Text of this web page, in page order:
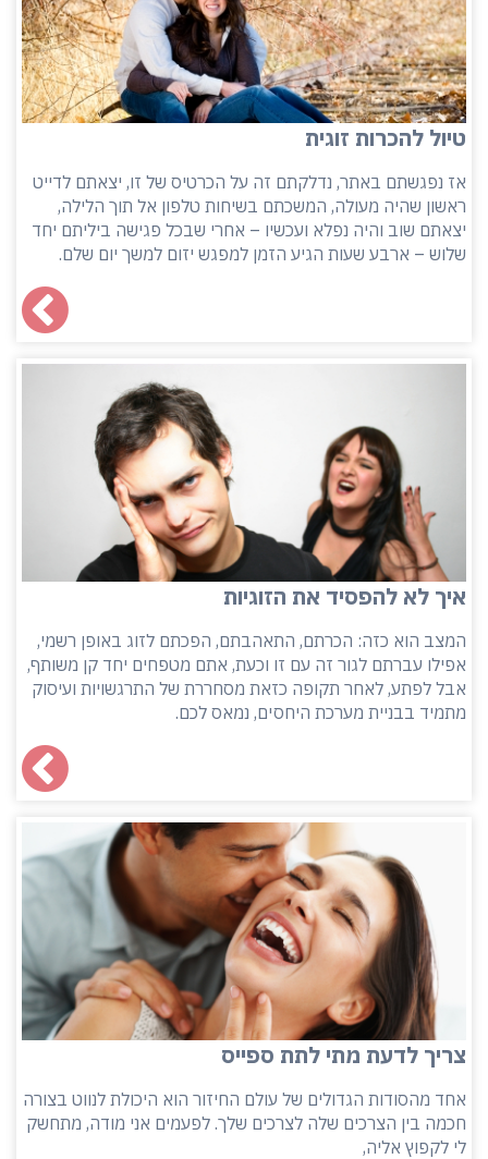
טיול להכרות זוגית
אז נפגשתם באתר, נדלקתם זה על הכרטיס של זו, יצאתם לדייט
ראשון שהיה מעולה, המשכתם בשיחות טלפון אל תוך הלילה,
יצאתם שוב והיה נפלא ועכשיו – אחרי שבכל פגישה ביליתם יחד
שלוש – ארבע שעות הגיע הזמן למפגש יזום למשך יום שלם.
איך לא להפסיד את הזוגיות
המצב הוא כזה: הכרתם, התאהבתם, הפכתם לזוג באופן רשמי,
אפילו עברתם לגור זה עם זו וכעת, אתם מטפחים יחד קן משותף,
אבל לפתע, לאחר תקופה כזאת מסחררת של התרגשויות ועיסוק
מתמיד בבניית מערכת היחסים, נמאס לכם.
צריך לדעת מתי לתת ספייס
אחד מהסודות הגדולים של עולם החיזור הוא היכולת לנווט בצורה
חכמה בין הצרכים שלה לצרכים שלך. לפעמים אני מודה, מתחשק
לי לקפוץ אליה,